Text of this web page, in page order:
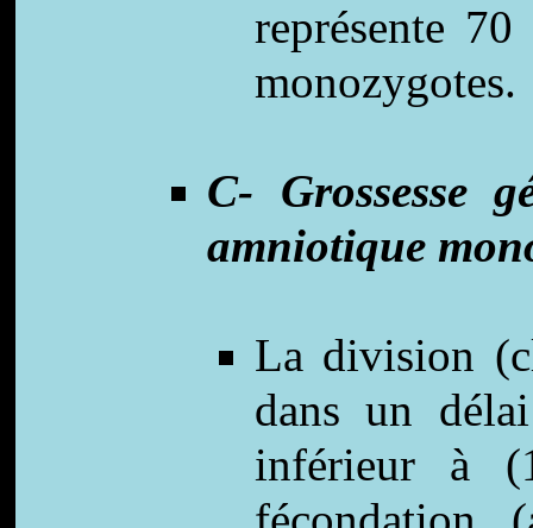
représente 70
monozygotes.
C- Grossesse
amniotique
La division
dans un
inférieur à